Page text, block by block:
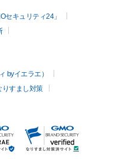
セキュリティ24」
byイエラエ）
りすまし対策